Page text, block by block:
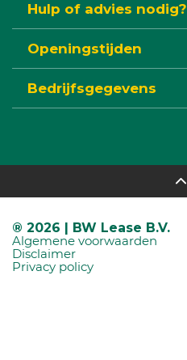
Hulp of advies nodig?
Openingstijden
Bedrijfsgegevens
® 2026 | BW Lease B.V.
Algemene voorwaarden
Disclaimer
Privacy policy